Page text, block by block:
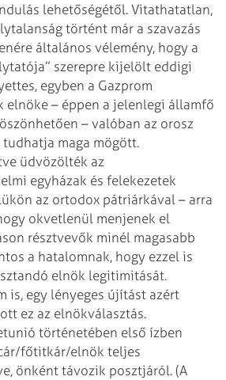
lehetőségétől. Vitathatatlan,
történt már a szavazás
általános vélemény, hogy a
szerepre kijelölt eddigi
egyben a Gazprom
elnöke – éppen a jelenlegi államfő
– valóban az orosz
maga mögött.
üdvözölték az
egyházak és felekezetek
az ortodox pátriárkával – arra
okvetlenül menjenek el
résztvevők minél magasabb
a hatalomnak, hogy ezzel is
elnök legitimitását.
is, egy lényeges újítást azért
ez az elnökválasztás.
történetében első ízben
főtitkár/elnök teljes
önként távozik posztjáról. (A